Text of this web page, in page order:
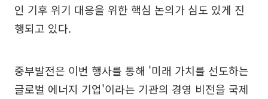
인 기후 위기 대응을 위한 핵심 논의가 심도 있게 진
행되고 있다.
중부발전은 이번 행사를 통해 '미래 가치를 선도하는
글로벌 에너지 기업'이라는 기관의 경영 비전을 국제